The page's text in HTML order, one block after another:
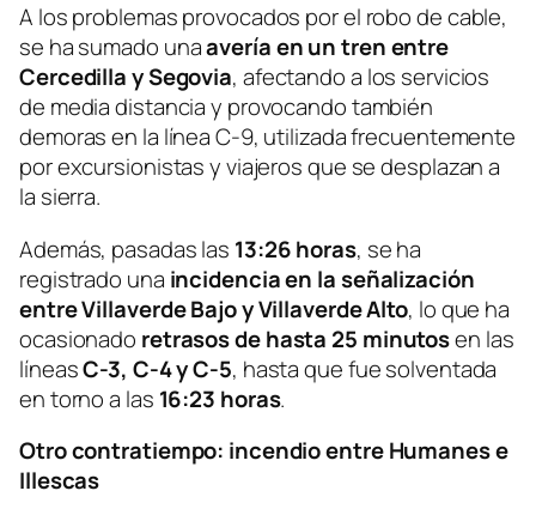
A los problemas provocados por el robo de cable,
se ha sumado unaavería en un tren entre
Cercedilla y Segovia, afectando a los servicios
de media distancia y provocando también
demoras en la línea C-9, utilizada frecuentemente
por excursionistas y viajeros que se desplazan a
la sierra.
Además, pasadas las 13:26 horas, se ha
registrado una incidencia en la señalización
entre Villaverde Bajo y Villaverde Alto, lo que ha
ocasionado retrasos de hasta 25 minutosen las
líneasC-3, C-4 y C-5, hasta que fue solventada
en torno a las 16:23 horas.
Otro contratiempo: incendio entre Humanes e
Illescas